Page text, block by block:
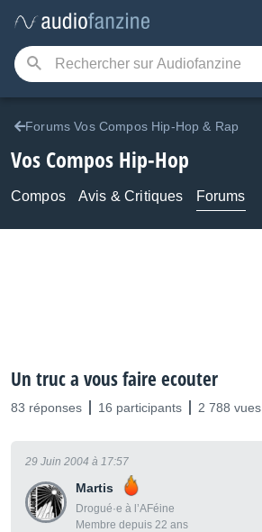
Forums Vos Compos Hip-Hop & Rap
Vos Compos Hip-Hop
Compos Avis & Critiques Forums
Un truc a vous faire ecouter
83 réponses 16 participants 2 788 vues
Martis
Drogué·e à l’AFéine
Membre depuis 22 ans
29 Juin 2004 à 17:57